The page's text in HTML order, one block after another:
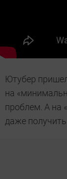
Ютубер
на
проблем. А на
даже